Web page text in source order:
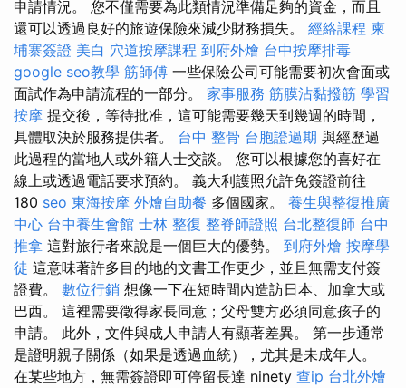
申請情況。 您不僅需要為此類情況準備足夠的資金，而且
還可以透過良好的旅遊保險來減少財務損失。 經絡課程 柬
埔寨簽證 美白 穴道按摩課程 到府外燴 台中按摩排毒
google seo教學 筋師傅 一些保險公司可能需要初次會面或
面試作為申請流程的一部分。 家事服務 筋膜沾黏撥筋 學習
按摩 提交後，等待批准，這可能需要幾天到幾週的時間，
具體取決於服務提供者。 台中 整骨 台胞證過期 與經歷過
此過程的當地人或外籍人士交談。 您可以根據您的喜好在
線上或透過電話要求預約。 義大利護照允許免簽證前往
180 seo 東海按摩 外燴自助餐 多個國家。 養生與整復推廣
中心 台中養生會館 士林 整復 整脊師證照 台北整復師 台中
推拿 這對旅行者來說是一個巨大的優勢。 到府外燴 按摩學
徒 這意味著許多目的地的文書工作更少，並且無需支付簽
證費。 數位行銷 想像一下在短時間內造訪日本、加拿大或
巴西。 這裡需要徵得家長同意；父母雙方必須同意孩子的
申請。 此外，文件與成人申請人有顯著差異。 第一步通常
是證明親子關係（如果是透過血統），尤其是未成年人。
在某些地方，無需簽證即可停留長達 ninety 查ip 台北外燴